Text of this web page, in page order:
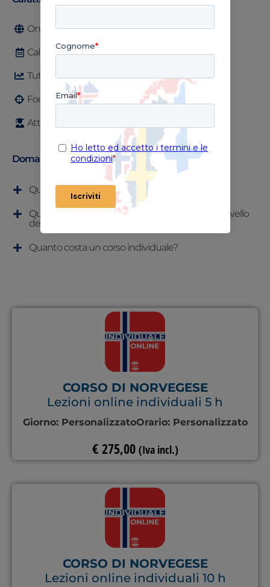
Online
Calendario personalizzato
Tutti i livelli QCER
Focused on target
Attestato di partecipazione
Domande frequenti
Quali sono gli elementi del corso?
Quante ore sono necessarie per raggiungere il livello
desiderato?
Quanto costa un corso individuale?
CORSO DI NORVEGESE
Lezioni online individuali 5 h
Giorno:PersonalizzatoOrario:Personalizzato
€275,00 (Iva incl.)
CORSO DI NORVEGESE
Lezioni online individuali 10 h